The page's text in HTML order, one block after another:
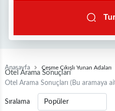
Anasayfa Çeşme Çıkışlı Yunan Adaları
Otel Arama Sonuçları
Otel Arama Sonuçları (Bu aramaya
Sıralama